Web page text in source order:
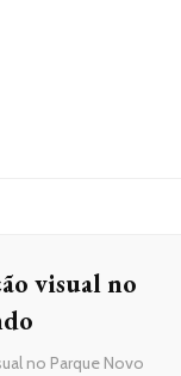
visual no
no Parque Novo